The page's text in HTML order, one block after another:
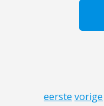
eerste vorige